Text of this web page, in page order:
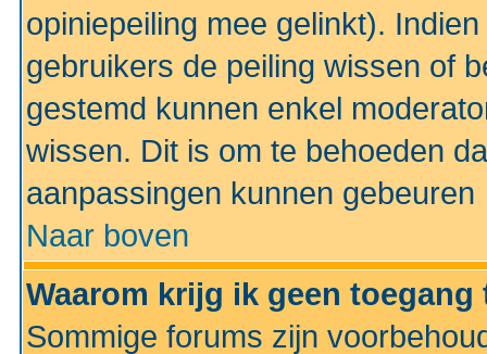
opiniepeiling mee gelinkt).
gebruikers de peiling wissen of
gestemd kunnen enkel
wissen. Dit is om te behoeden
aanpassingen kunnen gebeuren
Naar boven
Waarom krijg ik geen
Sommige forums zijn